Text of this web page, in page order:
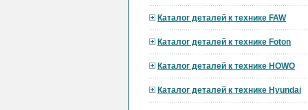
Каталог деталей к технике FAW
Каталог деталей к технике Foton
Каталог деталей к технике HOWO
Каталог деталей к технике Hyundai